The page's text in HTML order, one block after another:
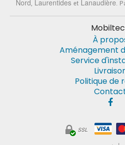
Nord, Laurentideset Lanaudière.
À
Aménagement
Service
Politique de
SSL